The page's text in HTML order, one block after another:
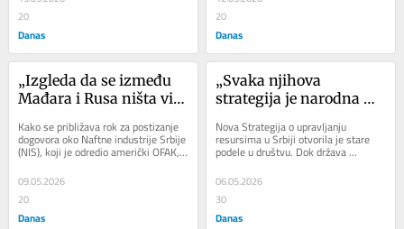
20
Danas
20
Danas
„Izgleda da se između
Mađara i Rusa ništa više
nezadovoljstvo Srbije
samo paravan za
MOL-a i
Gaspromnjefta?
Kako se približava rok za postizanje
dogovora oko Naftne industrije Srbije
(NIS), koji je odredio američki OFAK,
raste neizvesnost oko sudbine ove...
09.05.2026
20
Danas
„Svaka njihova
strategija je narodna
Strategija o mineralnim
resursima koja je
Srbije?
Nova Strategija o upravljanju
resursima u Srbiji otvorila je stare
podele u društvu. Dok država
najavljuje ekonomski rast kroz
eksploataciju...
06.05.2026
30
Danas